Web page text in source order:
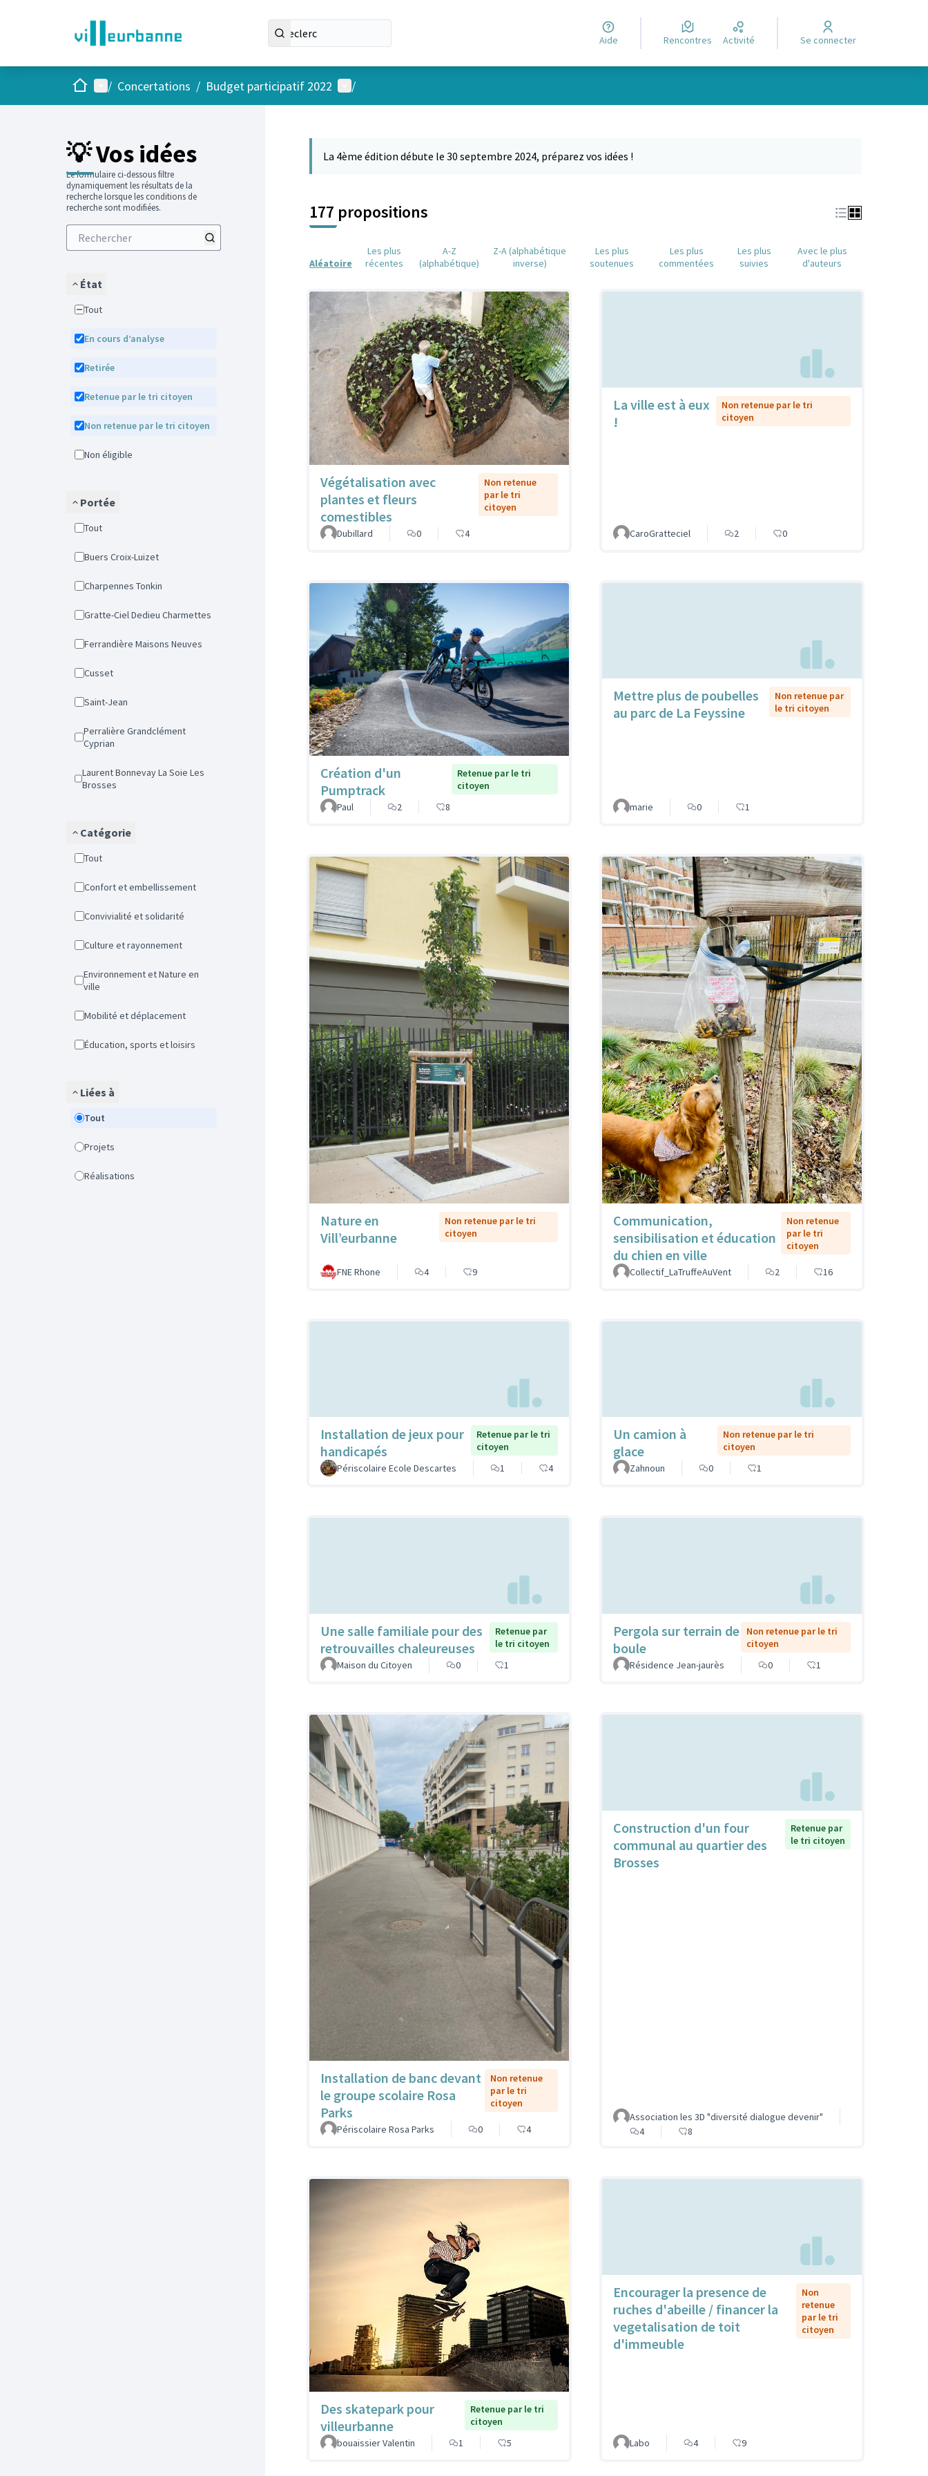
Aide Rencontres Activité Se connecter
AccueilMenu principal
/ Concertations / Budget participatif 2022 Menu utilisateur
/
💡 Vos idées
Le formulaire ci-dessous filtre
dynamiquement les résultats de la
recherche lorsque les conditions de
recherche sont modifiées.
État
Tout
En cours d’analyse
Retirée
Retenue par le tri citoyen
Non retenue par le tri citoyen
Non éligible
Portée
Tout
Buers Croix-Luizet
Charpennes Tonkin
Gratte-Ciel Dedieu Charmettes
Ferrandière Maisons Neuves
Cusset
Saint-Jean
Perralière Grandclément
Cyprian
Laurent Bonnevay La Soie Les
Brosses
Catégorie
Tout
Confort et embellissement
Convivialité et solidarité
Culture et rayonnement
Environnement et Nature en
ville
Mobilité et déplacement
Éducation, sports et loisirs
Liées à
Tout
Projets
Réalisations
La 4ème édition débute le 30 septembre 2024, préparez vos idées !
177 propositions
Aléatoire
Les plus
récentes
A-Z
(alphabétique)
Z-A (alphabétique
inverse)
Les plus
soutenues
Les plus
commentées
Les plus
suivies
Avec le plus
d'auteurs
Végétalisation avec
plantes et fleurs
comestibles
Non retenue
par le tri
citoyen
Dubillard 0 4
La ville est à eux
!
Non retenue par le tri
citoyen
CaroGratteciel 2 0
Création d'un
Pumptrack
Retenue par le tri
citoyen
Paul
2 8
Mettre plus de poubelles
au parc de La Feyssine
Non retenue par
le tri citoyen
marie 0 1
Nature en
Vill’eurbanne
Non retenue par le tri
citoyen
FNE Rhone 4 9
Communication,
sensibilisation et éducation
du chien en ville
Non retenue
par le tri
citoyen
Collectif_LaTruffeAuVent 2 16
Installation de jeux pour
handicapés
Retenue par le tri
citoyen
Périscolaire Ecole Descartes
1 4
Un camion à
glace
Non retenue par le tri
citoyen
Zahnoun
0 1
Une salle familiale pour des
retrouvailles chaleureuses
Retenue par
le tri citoyen
Maison du Citoyen
0 1
Pergola sur terrain de
boule
Non retenue par le tri
citoyen
Résidence Jean-jaurès
0 1
Installation de banc devant
le groupe scolaire Rosa
Parks
Non retenue
par le tri
citoyen
Périscolaire Rosa Parks 0 4
Construction d'un four
communal au quartier des
Brosses
Retenue par
le tri citoyen
Association les 3D "diversité dialogue devenir"
4
8
Des skatepark pour
villeurbanne
Retenue par le tri
citoyen
bouaissier Valentin
1 5
Encourager la presence de
ruches d'abeille / financer la
vegetalisation de toit
d'immeuble
Non
retenue
par le tri
citoyen
Labo 4 9